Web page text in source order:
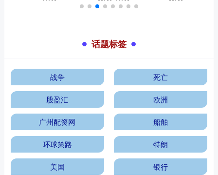
话题标签
战争 死亡
股盈汇 欧洲
广州配资网 船舶
环球策路 特朗
美国 银行